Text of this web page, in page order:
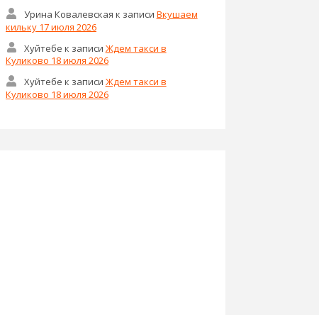
Урина Ковалевская к записи Вкушаем
кильку 17 июля 2026
Хуйтебе к записи Ждем такси в
Куликово 18 июля 2026
Хуйтебе к записи Ждем такси в
Куликово 18 июля 2026